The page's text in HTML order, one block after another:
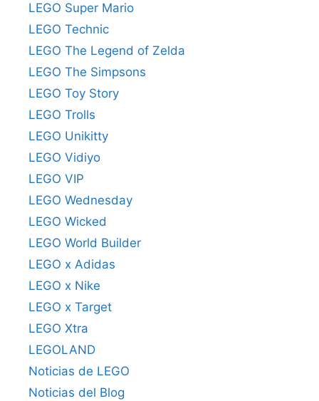
LEGO Super Mario
LEGO Technic
LEGO The Legend of Zelda
LEGO The Simpsons
LEGO Toy Story
LEGO Trolls
LEGO Unikitty
LEGO Vidiyo
LEGO VIP
LEGO Wednesday
LEGO Wicked
LEGO World Builder
LEGO x Adidas
LEGO x Nike
LEGO x Target
LEGO Xtra
LEGOLAND
Noticias de LEGO
Noticias del Blog